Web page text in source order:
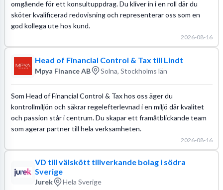
omgående för ett konsultuppdrag. Du kliver in i en roll där du
sköter kvalificerad redovisning och representerar oss som en
god kollega ute hos kund.
2026-08-16
Head of Financial Control & Tax till Lindt
Mpya Finance AB Solna, Stockholms län
Som Head of Financial Control & Tax hos oss äger du
kontrollmiljön och säkrar regelefterlevnad i en miljö där kvalitet
och passion står i centrum. Du skapar ett framåtblickande team
som agerar partner till hela verksamheten.
2026-08-16
VD till välskött tillverkande bolag i södra
Sverige
Jurek Hela Sverige